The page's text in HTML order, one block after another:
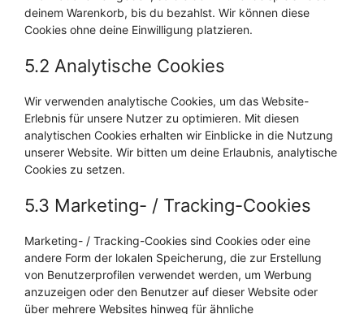
deinem Warenkorb, bis du bezahlst. Wir können diese
Cookies ohne deine Einwilligung platzieren.
5.2 Analytische Cookies
Wir verwenden analytische Cookies, um das Website-
Erlebnis für unsere Nutzer zu optimieren. Mit diesen
analytischen Cookies erhalten wir Einblicke in die Nutzung
unserer Website. Wir bitten um deine Erlaubnis, analytische
Cookies zu setzen.
5.3 Marketing- / Tracking-Cookies
Marketing- / Tracking-Cookies sind Cookies oder eine
andere Form der lokalen Speicherung, die zur Erstellung
von Benutzerprofilen verwendet werden, um Werbung
anzuzeigen oder den Benutzer auf dieser Website oder
über mehrere Websites hinweg für ähnliche